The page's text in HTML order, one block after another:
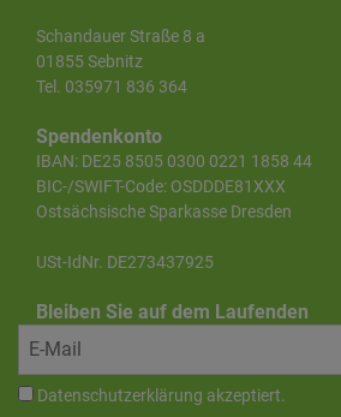
Schandauer Straße 8 a
01855 Sebnitz
Tel. 035971 836 364
Spendenkonto
IBAN: DE25 8505 0300 0221 1858 44
BIC-/SWIFT-Code: OSDDDE81XXX
Ostsächsische Sparkasse Dresden
USt-IdNr. DE273437925
Bleiben Sie auf dem Laufenden
Datenschutzerklärung akzeptiert.